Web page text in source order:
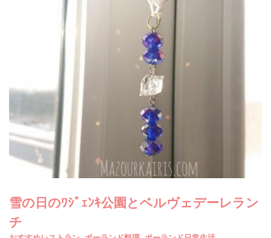
雪の日のﾜｼﾞｪﾝｷ公園とベルヴェデーレラン
チ